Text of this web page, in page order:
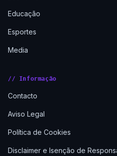
Educação
Esportes
Media
// Informação
Contacto
Aviso Legal
Política de Cookies
Disclaimer e Isenção de